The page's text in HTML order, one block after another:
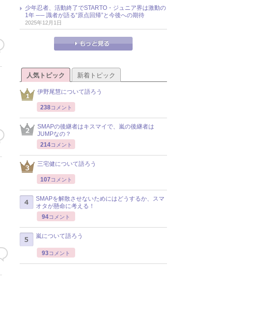
少年忍者、活動終了でSTARTO・ジュニア界は激動の
1年 ── 識者が語る“原点回帰”と今後への期待
2025年12月1日
人気トピック 新着トピック
伊野尾慧について語ろう
238コメント
SMAPの後継者はキスマイで、嵐の後継者は
JUMPなの？
214コメント
三宅健について語ろう
107 コメント
SMAPを解散させないためにはどうするか、スマ
オタが懸命に考える！
94コメント
嵐について語ろう
93コメント